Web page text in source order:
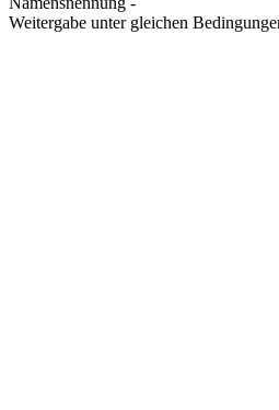
Weitergabe unter gleichen